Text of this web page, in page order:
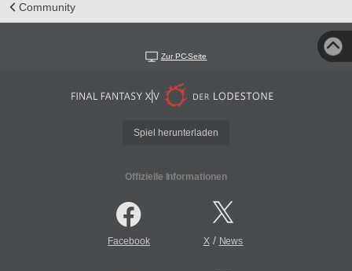
Community
Zur PC-Seite
Spiel herunterladen
Offizielle Informationen
Facebook X/ News